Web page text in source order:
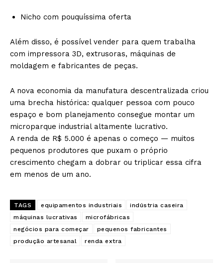
Nicho com pouquíssima oferta
Além disso, é possível vender para quem trabalha
com impressora 3D, extrusoras, máquinas de
moldagem e fabricantes de peças.
A nova economia da manufatura descentralizada criou
uma brecha histórica: qualquer pessoa com pouco
espaço e bom planejamento consegue montar um
microparque industrial altamente lucrativo.
A renda de R$ 5.000 é apenas o começo — muitos
pequenos produtores que puxam o próprio
crescimento chegam a dobrar ou triplicar essa cifra
em menos de um ano.
TAGS equipamentos industriais
indústria caseira
máquinas lucrativas
microfábricas
negócios para começar
pequenos fabricantes
produção artesanal
renda extra